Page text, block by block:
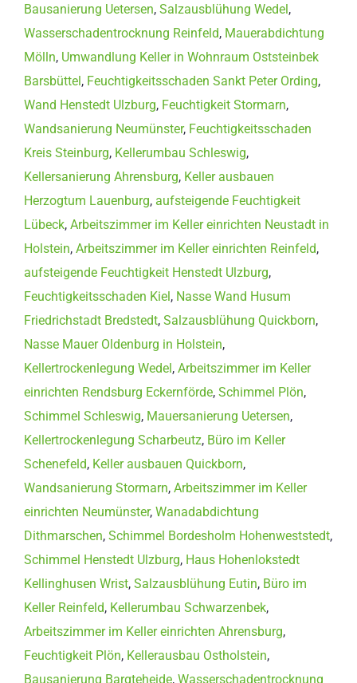
Bausanierung Uetersen, Salzausblühung Wedel,
Wasserschadentrocknung Reinfeld, Mauerabdichtung
Mölln, Umwandlung Keller in Wohnraum Oststeinbek
Barsbüttel, Feuchtigkeitsschaden Sankt Peter Ording,
Wand Henstedt Ulzburg, Feuchtigkeit Stormarn,
Wandsanierung Neumünster, Feuchtigkeitsschaden
Kreis Steinburg, Kellerumbau Schleswig,
Kellersanierung Ahrensburg, Keller ausbauen
Herzogtum Lauenburg, aufsteigende Feuchtigkeit
Lübeck, Arbeitszimmer im Keller einrichten Neustadt in
Holstein, Arbeitszimmer im Keller einrichten Reinfeld,
aufsteigende Feuchtigkeit Henstedt Ulzburg,
Feuchtigkeitsschaden Kiel, Nasse Wand Husum
Friedrichstadt Bredstedt, Salzausblühung Quickborn,
Nasse Mauer Oldenburg in Holstein,
Kellertrockenlegung Wedel, Arbeitszimmer im Keller
einrichten Rendsburg Eckernförde, Schimmel Plön,
Schimmel Schleswig, Mauersanierung Uetersen,
Kellertrockenlegung Scharbeutz, Büro im Keller
Schenefeld, Keller ausbauen Quickborn,
Wandsanierung Stormarn, Arbeitszimmer im Keller
einrichten Neumünster, Wanadabdichtung
Dithmarschen, Schimmel Bordesholm Hohenweststedt,
Schimmel Henstedt Ulzburg, Haus Hohenlokstedt
Kellinghusen Wrist, Salzausblühung Eutin, Büro im
Keller Reinfeld, Kellerumbau Schwarzenbek,
Arbeitszimmer im Keller einrichten Ahrensburg,
Feuchtigkeit Plön, Kellerausbau Ostholstein,
Bausanierung Bargteheide, Wasserschadentrocknung